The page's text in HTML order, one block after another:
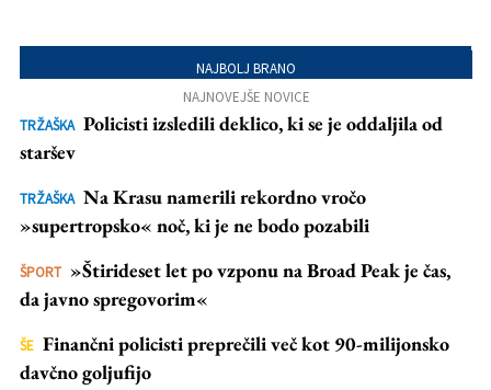
NAJBOLJ BRANO
NAJNOVEJŠE NOVICE
TRŽAŠKA Policisti izsledili deklico, ki se je oddaljila od
staršev
TRŽAŠKA Na Krasu namerili rekordno vročo
»supertropsko« noč, ki je ne bodo pozabili
ŠPORT »Štirideset let po vzponu na Broad Peak je čas,
da javno spregovorim«
ŠE Finančni policisti preprečili več kot 90-milijonsko
davčno goljufijo